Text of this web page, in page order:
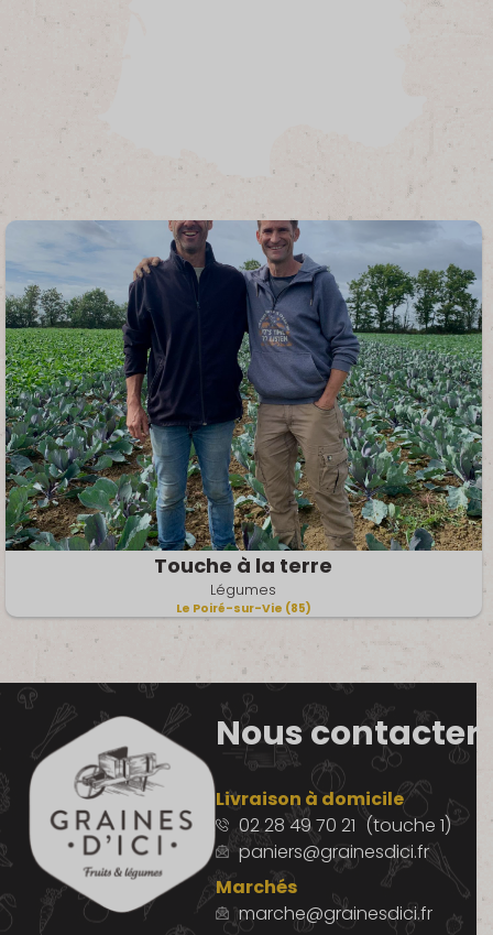
Touche à la terre
Légumes
Le Poiré-sur-Vie (85)
Nous contacter
Livraison à domicile
02 28 49 70 21 (touche 1)
paniers@grainesdici.fr
Marchés
marche@grainesdici.fr